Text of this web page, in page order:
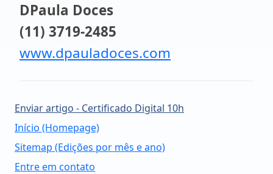
DPaula Doces
(11) 3719-2485
www.dpauladoces.com
Enviar artigo - Certificado Digital 10h
Início (Homepage)
Sitemap (Edições por mês e ano)
Entre em contato